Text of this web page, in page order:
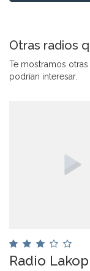
Otras radios
Te mostramos
podrían interesar.
Radio